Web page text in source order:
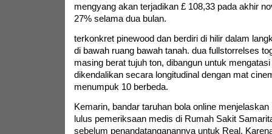
mengyang akan terjadikan £ 108,33 pada akhir
27% selama dua bulan.
terkonkret pinewood dan berdiri di hilir dalam
di bawah ruang bawah tanah. dua fullstorrelses
masing berat tujuh ton, dibangun untuk
dikendalikan secara longitudinal dengan mat
menumpuk 10 berbeda.
Kemarin, bandar taruhan bola online
lulus pemeriksaan medis di Rumah Sakit
sebelum penandatanganannya untuk Real.